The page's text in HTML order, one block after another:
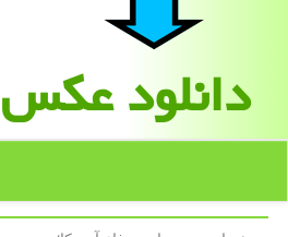
دانلود عكس